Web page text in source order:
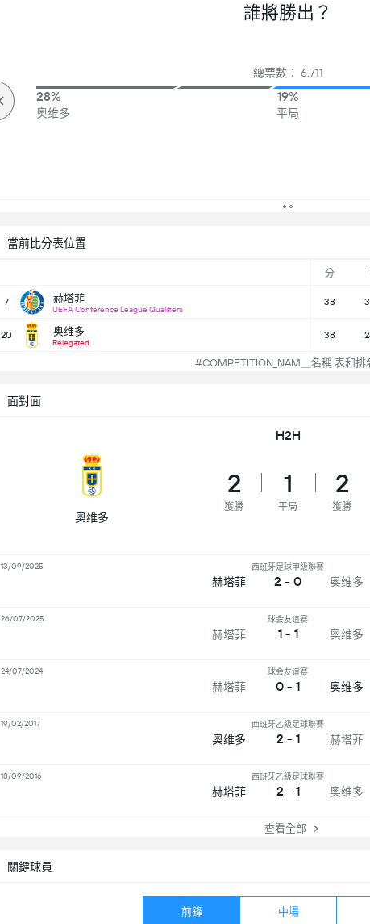
關鍵球員
前鋒 中場
當前比分表位置
分
7 赫塔菲
UEFA Conference League Qualifiers
38
20 奥维多
Relegated
38
#COMPETITION_NAM＿名稱 表和排
誰將勝出？
總票數： 6,711
28%
奥维多
19%
平局
面對面
H2H
奥维多
2
獲勝
1
平局
2
獲勝
赫塔菲
西班牙足球甲級聯賽
2 - 0 奥维多
13/09/2025
赫塔菲
球会友谊赛
1 - 1 奥维多
26/07/2025
赫塔菲
球会友谊赛
0 - 1 奥维多
24/07/2024
奥维多
西班牙乙級足球聯賽
2 - 1 赫塔菲
19/02/2017
赫塔菲
西班牙乙級足球聯賽
2 - 1 奥维多
18/09/2016
查看全部